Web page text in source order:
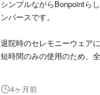
シンプルながらBonpointら
ンパースです。
退院時のセレモニーウェア
短時間のみの使用のため、
サイズアウトが早いため、
4ヶ月前